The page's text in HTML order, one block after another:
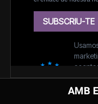
AMB